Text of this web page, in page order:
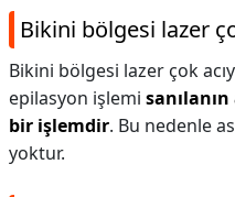
Bikini bölgesi lazer
Bikini bölgesi lazer çok
epilasyon işlemi
bir işlemdir. Bu nedenle
yoktur.